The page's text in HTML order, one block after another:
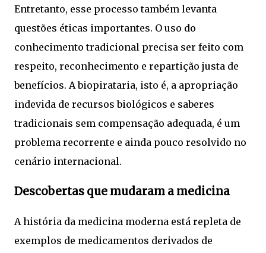
Entretanto, esse processo também levanta
questões éticas importantes. O uso do
conhecimento tradicional precisa ser feito com
respeito, reconhecimento e repartição justa de
benefícios. A biopirataria, isto é, a apropriação
indevida de recursos biológicos e saberes
tradicionais sem compensação adequada, é um
problema recorrente e ainda pouco resolvido no
cenário internacional.
Descobertas que mudaram a medicina
A história da medicina moderna está repleta de
exemplos de medicamentos derivados de